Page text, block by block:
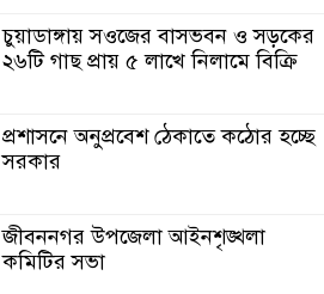
চুয়াডাঙ্গায় সওজের বাসভবন ও সড়কের
২৬টি গাছ প্রায় ৫ লাখে নিলামে বিক্রি
প্রশাসনে অনুপ্রবেশ ঠেকাতে কঠোর হচ্ছে
সরকার
জীবননগর উপজেলা আইনশৃঙ্খলা
কমিটির সভা